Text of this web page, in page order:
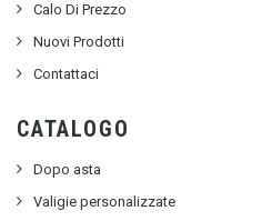
Calo Di Prezzo
Nuovi Prodotti
Contattaci
CATALOGO
Dopo asta
Valigie personalizzate